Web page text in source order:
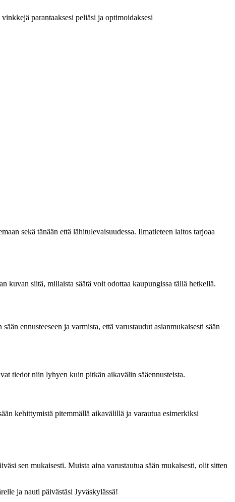
parantaaksesi peliäsi ja optimoidaksesi
sekä tänään että lähitulevaisuudessa. Ilmatieteen laitos tarjoaa
kuvan siitä, millaista säätä voit odottaa kaupungissa tällä hetkellä.
ennusteeseen ja varmista, että varustaudut asianmukaisesti sään
tiedot niin lyhyen kuin pitkän aikavälin sääennusteista.
kehittymistä pitemmällä aikavälillä ja varautua esimerkiksi
sen mukaisesti. Muista aina varustautua sään mukaisesti, olit sitten
ja nauti päivästäsi Jyväskylässä!